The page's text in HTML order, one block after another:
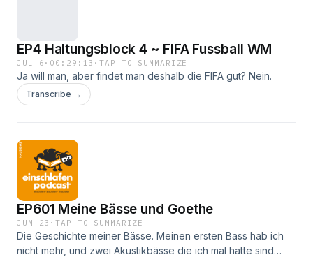
EP4 Haltungsblock 4 ~ FIFA Fussball WM
JUL 6 · 00:29:13 ·TAP TO SUMMARIZE
Ja will man, aber findet man deshalb die FIFA gut? Nein.
Transcribe →
EP601 Meine Bässe und Goethe
JUN 23 ·TAP TO SUMMARIZE
Die Geschichte meiner Bässe. Meinen ersten Bass hab ich
nicht mehr, und zwei Akustikbässe die ich mal hatte sind